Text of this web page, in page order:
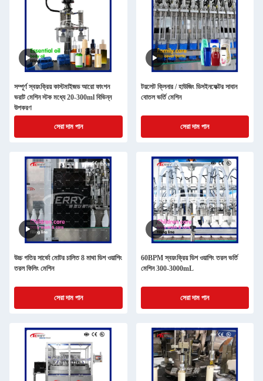
সম্পূর্ণ স্বয়ংক্রিয় কাস্টমাইজড আরো ফাংশন
ভরাট মেশিন স্টক মধ্যে 20-300ml বিভিন্ন
উপকরণ
সেরা দাম পান
টয়লেট ক্লিনার / হাউজিং ডিসইনফেক্টর সাবান
বোতল ভর্তি মেশিন
সেরা দাম পান
উচ্চ গতির সার্ভো মোটর চালিত 8 মাথা ডিশ ওয়াশিং
তরল ফিলিং মেশিন
সেরা দাম পান
60BPM স্বয়ংক্রিয় ডিশ ওয়াশিং তরল ভর্তি
মেশিন 300-3000mL
সেরা দাম পান